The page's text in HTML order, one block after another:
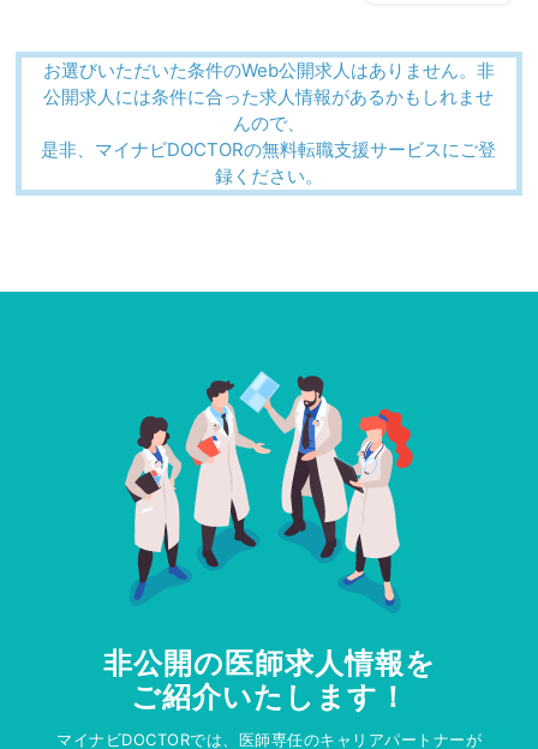
お選びいただいた条件のWeb公開求人はありません。非
公開求人には条件に合った求人情報があるかもしれませ
んので、
是非、マイナビDOCTORの無料転職支援サービスにご登
録ください。
非公開の医師求人情報を
ご紹介いたします！
マイナビDOCTORでは、医師専任のキャリアパートナーが